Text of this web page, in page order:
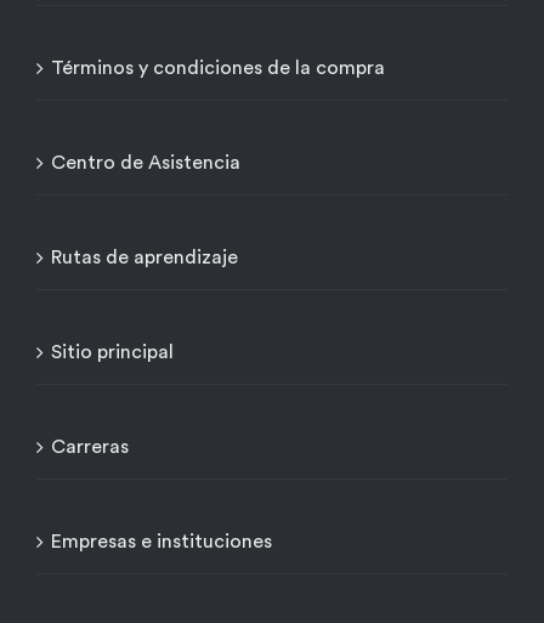
Términos y condiciones de la compra
Centro de Asistencia
Rutas de aprendizaje
Sitio principal
Carreras
Empresas e instituciones